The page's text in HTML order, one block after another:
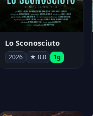
Lo Sconosciuto
2026 ★ 0.0 1g